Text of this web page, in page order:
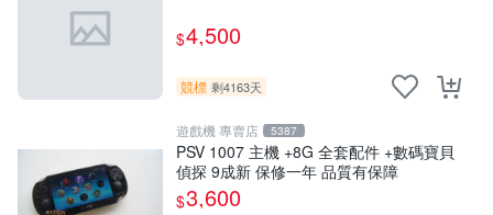
$4,500
競標 剩4163天
遊戲機 專賣店 5387
PSV 1007 主機 +8G 全套配件 +數碼寶貝
偵探 9成新 保修一年 品質有保障
$3,600